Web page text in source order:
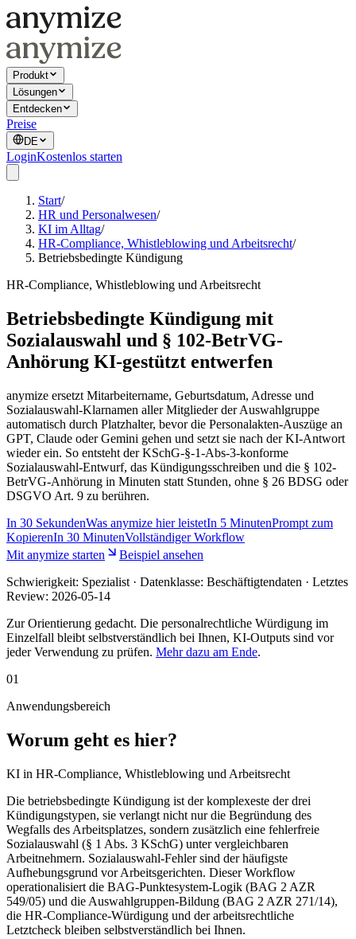
Produkt
Lösungen
Entdecken
Preise
DE
LoginKostenlos starten
Start/
HR und Personalwesen/
KI im Alltag/
HR-Compliance, Whistleblowing und Arbeitsrecht/
Betriebsbedingte Kündigung
HR-Compliance, Whistleblowing und Arbeitsrecht
Betriebsbedingte Kündigung mit
Sozialauswahl und § 102-BetrVG-
Anhörung KI-gestützt entwerfen
anymize ersetzt Mitarbeitername, Geburtsdatum, Adresse und
Sozialauswahl-Klarnamen aller Mitglieder der Auswahlgruppe
automatisch durch Platzhalter, bevor die Personalakten-Auszüge an
GPT, Claude oder Gemini gehen und setzt sie nach der KI-Antwort
wieder ein. So entsteht der KSchG-§-1-Abs-3-konforme
Sozialauswahl-Entwurf, das Kündigungsschreiben und die § 102-
BetrVG-Anhörung in Minuten statt Stunden, ohne § 26 BDSG oder
DSGVO Art. 9 zu berühren.
In 30 SekundenWas anymize hier leistetIn 5 MinutenPrompt zum
KopierenIn 30 MinutenVollständiger Workflow
Mit anymize starten
Beispiel ansehen
Schwierigkeit: Spezialist · Datenklasse: Beschäftigtendaten · Letztes
Review: 2026-05-14
Zur Orientierung gedacht. Die personalrechtliche Würdigung im
Einzelfall bleibt selbstverständlich bei Ihnen, KI-Outputs sind vor
jeder Verwendung zu prüfen. Mehr dazu am Ende.
01
Anwendungsbereich
Worum geht es hier?
KI in HR-Compliance, Whistleblowing und Arbeitsrecht
Die betriebsbedingte Kündigung ist der komplexeste der drei
Kündigungstypen, sie verlangt nicht nur die Begründung des
Wegfalls des Arbeitsplatzes, sondern zusätzlich eine fehlerfreie
Sozialauswahl (§ 1 Abs. 3 KSchG) unter vergleichbaren
Arbeitnehmern. Sozialauswahl-Fehler sind der häufigste
Aufhebungsgrund vor Arbeitsgerichten. Dieser Workflow
operationalisiert die BAG-Punktesystem-Logik (BAG 2 AZR
549/05) und die Auswahlgruppen-Bildung (BAG 2 AZR 271/14),
die HR-Compliance-Würdigung und der arbeitsrechtliche
Letztcheck bleiben selbstverständlich bei Ihnen.